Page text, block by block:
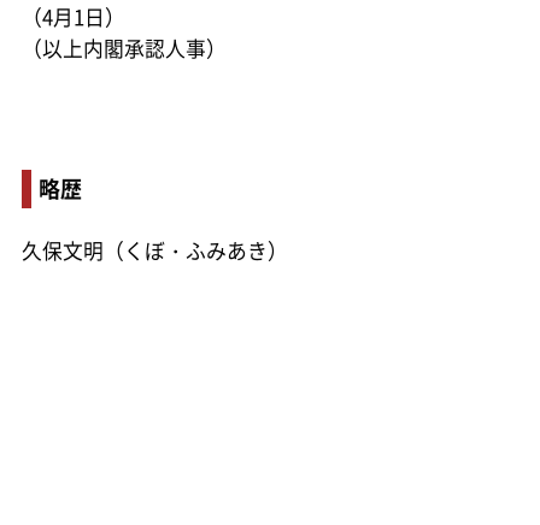
（4月1日）
（以上内閣承認人事）
略歴
久保文明（くぼ・ふみあき）